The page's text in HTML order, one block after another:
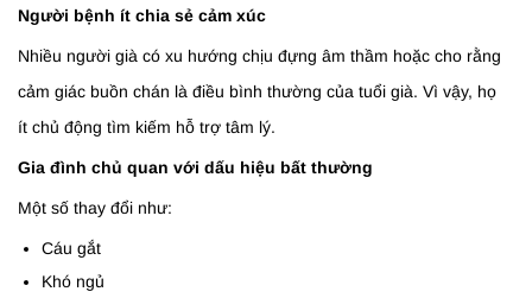
Người bệnh ít chia sẻ cảm xúc
Nhiều người già có xu hướng chịu đựng âm thầm hoặc cho rằng
cảm giác buồn chán là điều bình thường của tuổi già. Vì vậy, họ
ít chủ động tìm kiếm hỗ trợ tâm lý.
Gia đình chủ quan với dấu hiệu bất thường
Một số thay đổi như:
Cáu gắt
Khó ngủ